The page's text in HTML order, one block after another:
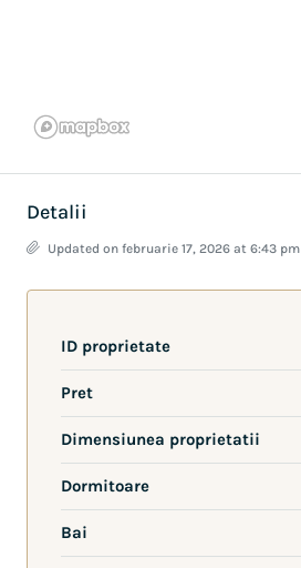
Detalii
Updated on februarie 17, 2026 at 6:43 pm
ID proprietate
Pret
Dimensiunea proprietatii
Dormitoare
Bai